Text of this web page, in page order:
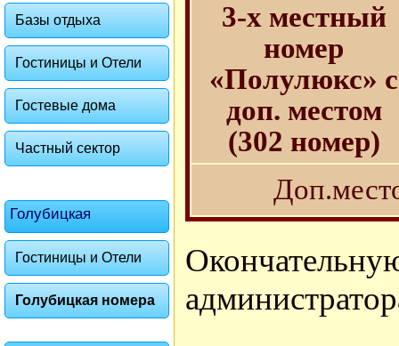
Базы отдыха
Гостиницы и Отели
Гостевые дома
Частный сектор
Голубицкая
Гостиницы и Отели
Голубицкая номера
3-х местный
номер
«Полулюкс» с
доп. местом
(302 номер)